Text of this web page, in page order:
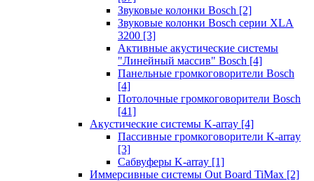
Звуковые колонки Bosch [2]
Звуковые колонки Bosch серии XLA
3200 [3]
Активные акустические системы
"Линейный массив" Bosch [4]
Панельные громкоговорители Bosch
[4]
Потолочные громкоговорители Bosch
[41]
Акустические системы K-array [4]
Пассивные громкоговорители K-array
[3]
Сабвуферы K-array [1]
Иммерсивные системы Out Board TiMax [2]